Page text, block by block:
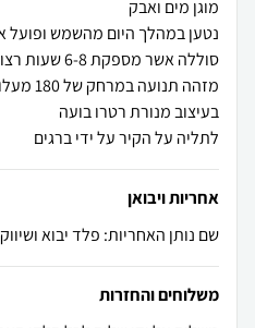
לתליה על הקיר על ידי ברגים
אחריות ויבואן
שם נותן האחריות: פלד יבוא ושיווק
משלוחים והחזרות